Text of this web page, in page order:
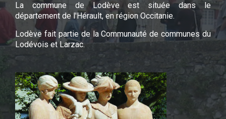
La commune de Lodève est située dans le
département de l'Hérault, en région Occitanie.
Lodève fait partie de la Communauté de communes du
Lodévois et Larzac.